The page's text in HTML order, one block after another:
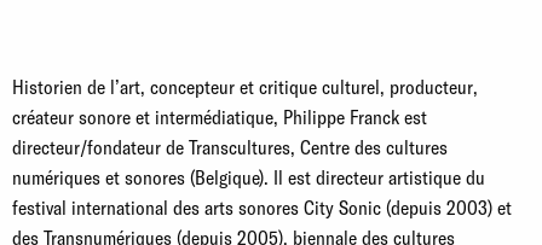
Historien de l’art, concepteur et critique culturel, producteur,
créateur sonore et intermédiatique, Philippe Franck est
directeur/fondateur de Transcultures, Centre des cultures
numériques et sonores (Belgique). Il est directeur artistique du
festival international des arts sonores City Sonic (depuis 2003) et
des Transnumériques (depuis 2005), biennale des cultures